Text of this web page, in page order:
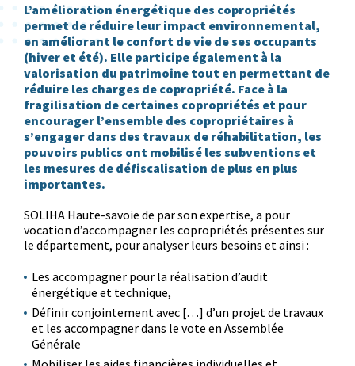
L’amélioration énergétique des copropriétés
permet de réduire leur impact environnemental,
en améliorant le confort de vie de ses occupants
(hiver et été). Elle participe également à la
valorisation du patrimoine tout en permettant de
réduire les charges de copropriété. Face à la
fragilisation de certaines copropriétés et pour
encourager l’ensemble des copropriétaires à
s’engager dans des travaux de réhabilitation, les
pouvoirs publics ont mobilisé les subventions et
les mesures de défiscalisation de plus en plus
importantes.
SOLIHA Haute-savoie de par son expertise, a pour
vocation d’accompagner les copropriétés présentes sur
le département, pour analyser leurs besoins et ainsi :
Les accompagner pour la réalisation d’audit
énergétique et technique,
Définir conjointement avec […] d’un projet de travaux
et les accompagner dans le vote en Assemblée
Générale